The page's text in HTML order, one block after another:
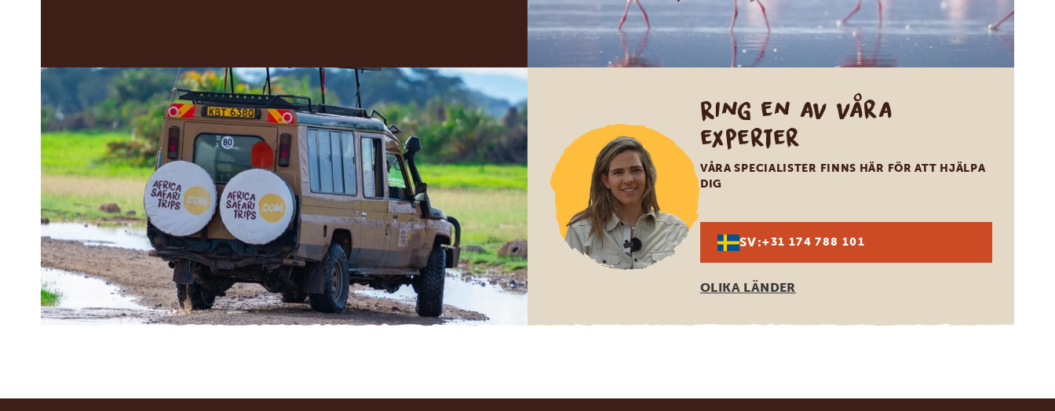
Ring en av våra
experter
VÅRA SPECIALISTER FINNS HÄR FÖR ATT HJÄLPA
DIG
SV:+31 174 788 101
OLIKA LÄNDER